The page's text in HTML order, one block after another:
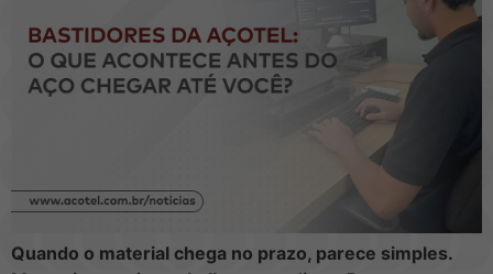
Quando o material chega no prazo, parece simples.